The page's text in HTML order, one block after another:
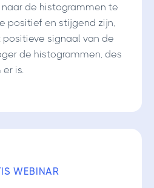
de histogrammen te
positief en stijgend zijn,
signaal van de
de histogrammen, des
is.
WEBINAR